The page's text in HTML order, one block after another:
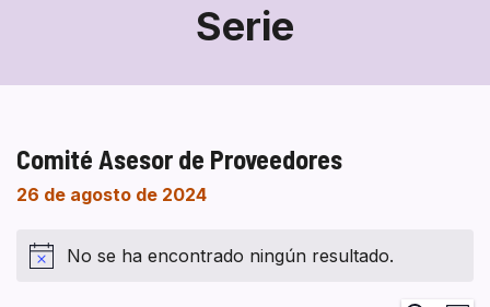
Serie
Comité Asesor de Proveedores
26 de agosto de 2024
No se ha encontrado ningún resultado.